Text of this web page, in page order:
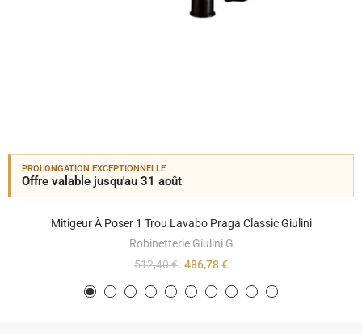
PROLONGATION EXCEPTIONNELLE
Offre valable jusqu'au 31 août
Mitigeur À Poser 1 Trou Lavabo Praga Classic Giulini
Robinetterie Giulini G
512,40 € 486,78 €